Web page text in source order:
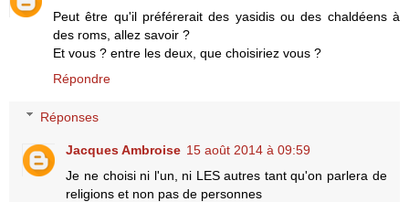
Peut être qu'il préférerait des yasidis ou des chaldéens à
des roms, allez savoir ?
Et vous ? entre les deux, que choisiriez vous ?
Répondre
Réponses
Jacques Ambroise 15 août 2014 à 09:59
Je ne choisi ni l'un, ni LES autres tant qu'on parlera de
religions et non pas de personnes